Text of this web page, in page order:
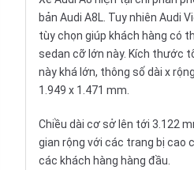
bản Audi A8L. Tuy nhiên Audi
tùy chọn giúp khách hàng có
sedan cỡ lớn này. Kích thước
này khá lớn, thông số dài x
1.949 x 1.471 mm.
Chiều dài cơ sở lên tới 3.122
gian rộng với các trang bị cao
các khách hàng hàng đầu.